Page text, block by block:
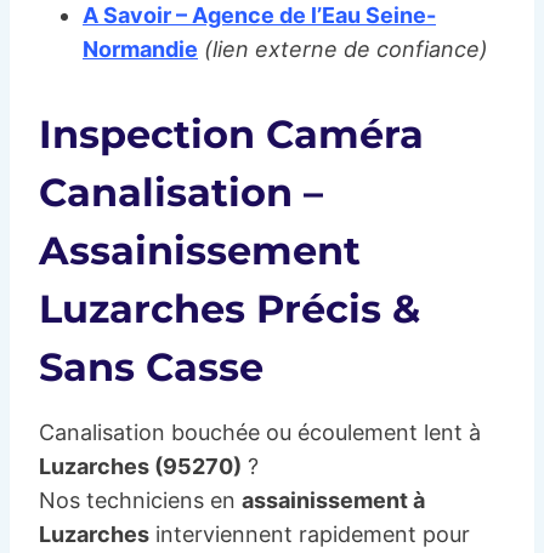
A Savoir – Agence de l’Eau Seine-
Normandie (lien externe de confiance)
Inspection Caméra
Canalisation –
Assainissement
Luzarches Précis &
Sans Casse
Canalisation bouchée ou écoulement lent à
Luzarches (95270) ?
Nos techniciens en assainissement à
Luzarches interviennent rapidement pour